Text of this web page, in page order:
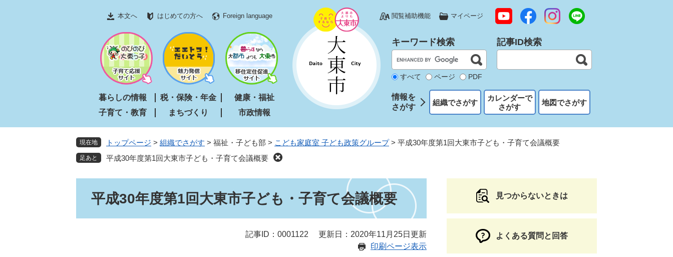
文
本文へ はじめての方へ Foreign language 閲覧補助機能 マイページ
暮らしの情報 税・保険・年金
健康・福祉
子育て・教育
まちづくり 市政情報
キーワード検索
すべて ページ PDF
記事ID検索
情報を
さがす
組織でさがす
カレンダーで
さがす
地図でさがす
現在地 トップページ > 組織でさがす > 福祉・子ども部 > こども家庭室 子ども政策グループ > 平成30年度第1回大東市子ども・子育て会議概要
平成30年度第1回大東市子ども・子育て会議概要
平成30年度第1回大東市子ども・子育て会議概要
記事ID：0001122
更新日：2020年11月25日更新
印刷ページ表示
見つからないときは
よくある質問と回答